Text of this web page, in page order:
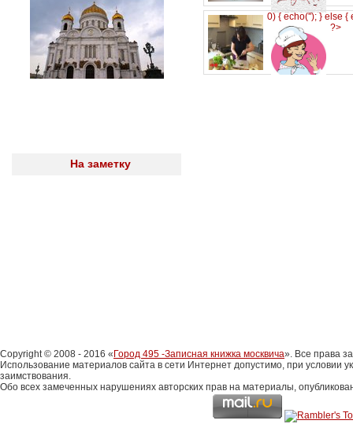
На заметку
0) { echo(''); } else {
?>
Copyright © 2008 - 2016 « Город 495 -Записная книжка москвича». Все права
Использование материалов сайта в сети Интернет допустимо, при условии
заимствования.
Обо всех замеченных нарушениях авторских прав на материалы,